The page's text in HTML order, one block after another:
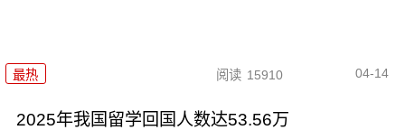
最热 阅读 15910 04-14
2025年我国留学回国人数达53.56万